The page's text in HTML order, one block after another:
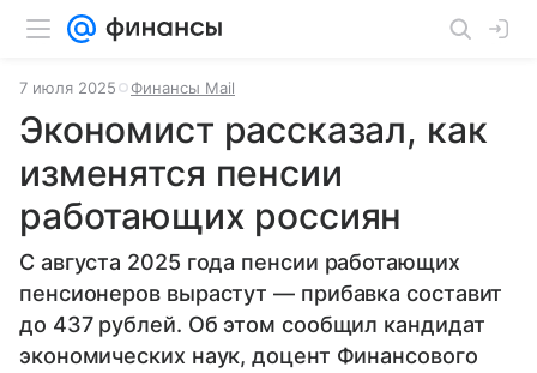
7 июля 2025 Финансы Mail
Экономист рассказал, как
изменятся пенсии
работающих россиян
С августа 2025 года пенсии работающих
пенсионеров вырастут — прибавка составит
до 437 рублей. Об этом сообщил кандидат
экономических наук, доцент Финансового